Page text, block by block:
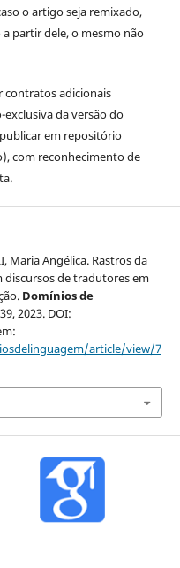
o artigo seja remixado,
partir dele, o mesmo não
contratos adicionais
da versão do
em repositório
com reconhecimento de
Maria Angélica. Rastros da
de tradutores em
Domínios de
2023. DOI:
article/view/7